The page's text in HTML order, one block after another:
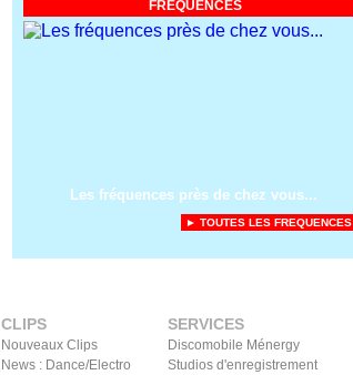
FREQUENCES
Les fréquences près de chez vous...
► TOUTES LES FREQUENCES
CLIPS
Nouveaux Clips
News : Dance/Electro
SERVICES
Discomobile Ménergy
Studios d'enregistrement